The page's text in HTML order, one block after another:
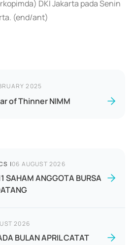
DKI Jakarta pada Senin
(end/ant)
2025
of Thinner NIMM
|06 AUGUST 2026
SAHAM ANGGOTA BURSA
2026
BULAN APRIL CATAT